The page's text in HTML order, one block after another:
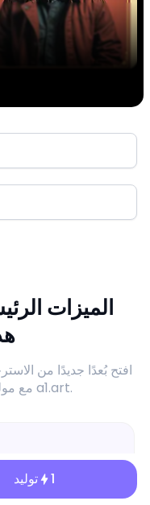
الميزات
افتح بُعدًا جديدًا من
مع مولد استخدام هذ... صورة من a1.art.
توليد 1